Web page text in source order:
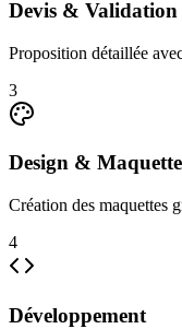
Devis & Validation
Proposition détaillée
3
Design &
Création des maquettes
4
Développement